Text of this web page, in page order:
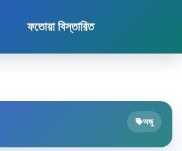
ফতোয়া বিস্তারিত
অজু